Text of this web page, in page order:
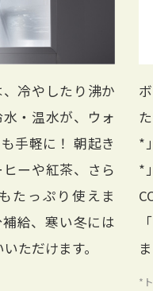
冷やしたり沸か
・温水が、ウォ
手軽に！ 朝起き
ーや紅茶、さら
たっぷり使えま
給、寒い冬には
ただけます。
*
*
*